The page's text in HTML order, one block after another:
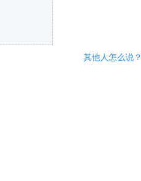
其他人怎么说？